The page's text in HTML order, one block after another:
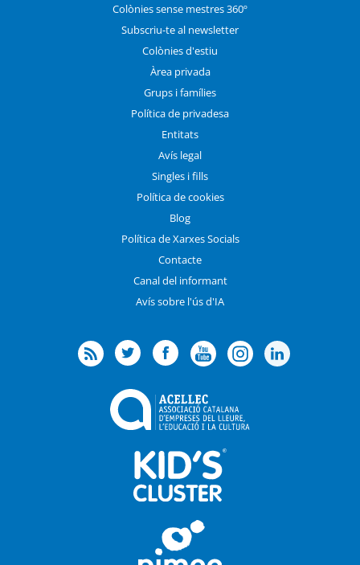
Colònies sense mestres 360º
Subscriu-te al newsletter
Colònies d'estiu
Àrea privada
Grups i famílies
Política de privadesa
Entitats
Avís legal
Singles i fills
Política de cookies
Blog
Política de Xarxes Socials
Contacte
Canal del informant
Avís sobre l'ús d'IA